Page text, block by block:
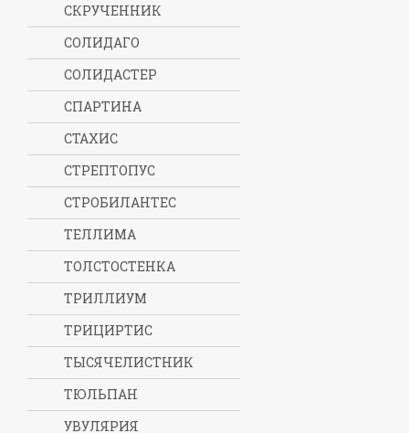
СКРУЧЕННИК
СОЛИДАГО
СОЛИДАСТЕР
СПАРТИНА
СТАХИС
СТРЕПТОПУС
СТРОБИЛАНТЕС
ТЕЛЛИМА
ТОЛСТОСТЕНКА
ТРИЛЛИУМ
ТРИЦИРТИС
ТЫСЯЧЕЛИСТНИК
ТЮЛЬПАН
УВУЛЯРИЯ